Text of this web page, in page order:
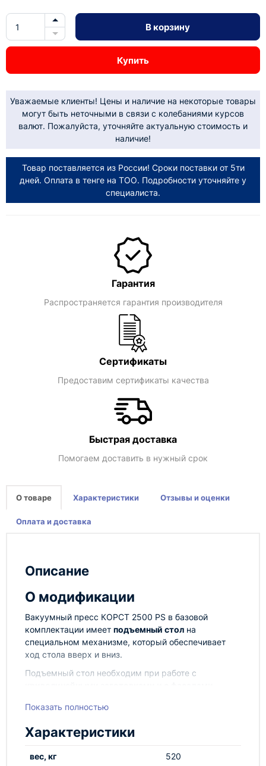
В корзину
Купить
Уважаемые клиенты! Цены и наличие на некоторые товары
могут быть неточными в связи с колебаниями курсов
валют. Пожалуйста, уточняйте актуальную стоимость и
наличие!
Товар поставляется из России! Сроки поставки от 5ти
дней. Оплата в тенге на ТОО. Подробности уточняйте у
специалиста.
Гарантия
Распространяется гарантия производителя
Сертификаты
Предоставим сертификаты качества
Быстрая доставка
Помогаем доставить в нужный срок
О товаре Характеристики Отзывы и оценки
Оплата и доставка
Описание
О модификации
Вакуумный пресс КОРСТ 2500 PS в базовой
комплектации имеет подъемный стол на
специальном механизме, который обеспечивает
ход стола вверх и вниз.
Подъемный стол необходим при работе с
откидывается в одну из сторон по типу книги , как
вакуумном прессе с откидным термомодулем
тем самым позволяя
экономить пространство в
Показать полностью
Характеристики
вес, кг 520